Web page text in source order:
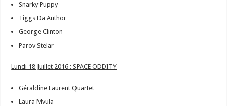
Snarky Puppy
Tiggs Da Author
George Clinton
Parov Stelar
Lundi 18 Juillet 2016 : SPACE ODDITY
Géraldine Laurent Quartet
Laura Mvula